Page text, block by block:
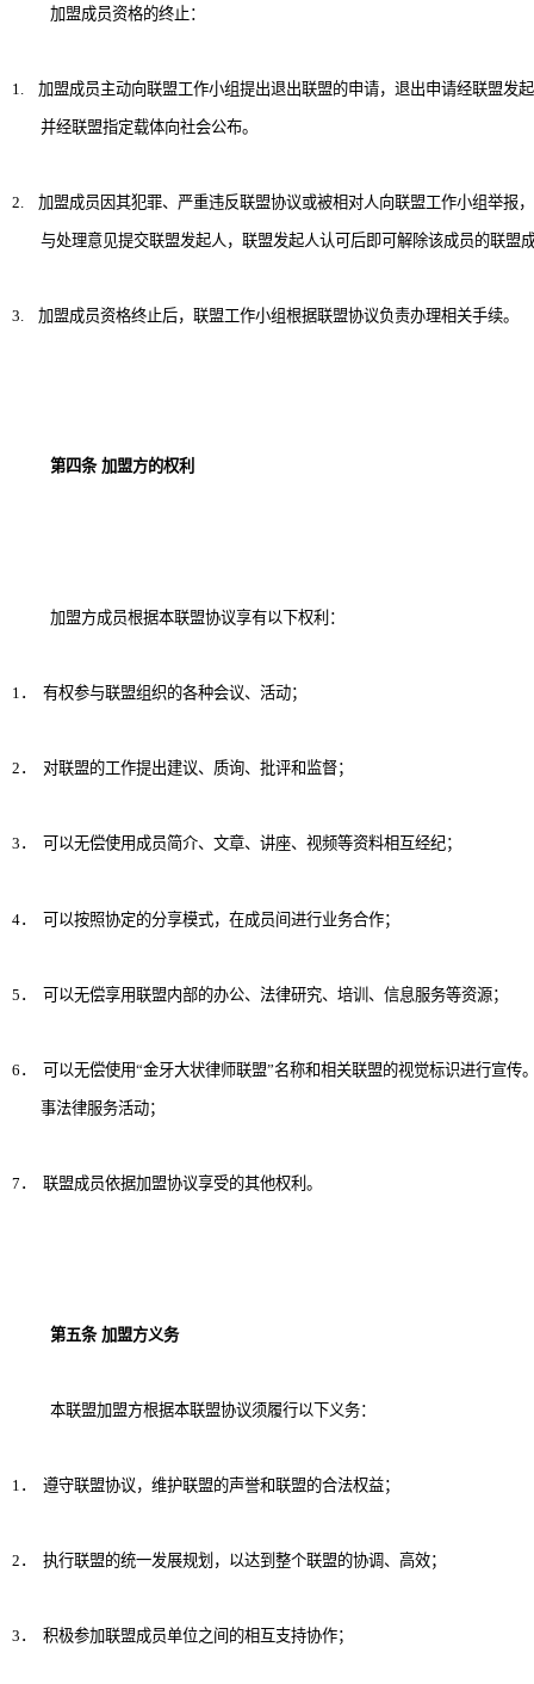
加盟成员资格的终止：
1. 加盟成员主动向联盟工作小组提出退出联盟的申请，退出申请经联盟发
并经联盟指定载体向社会公布。
2. 加盟成员因其犯罪、严重违反联盟协议或被相对人向联盟工作小组举报
与处理意见提交联盟发起人，联盟发起人认可后即可解除该成员的联盟
3. 加盟成员资格终止后，联盟工作小组根据联盟协议负责办理相关手续。
第四条 加盟方的权利
加盟方成员根据本联盟协议享有以下权利：
1 ． 有权参与联盟组织的各种会议、活动；
2 ． 对联盟的工作提出建议、质询、批评和监督；
3 ． 可以无偿使用成员简介、文章、讲座、视频等资料相互经纪；
4． 可以按照协定的分享模式，在成员间进行业务合作；
5 ． 可以无偿享用联盟内部的办公、法律研究、培训、信息服务等资源；
6 ． 可以无偿使用“金牙大状律师联盟”名称和相关联盟的视觉标识进行宣传
事法律服务活动；
7 ． 联盟成员依据加盟协议享受的其他权利。
第五条 加盟方义务
本联盟加盟方根据本联盟协议须履行以下义务：
1 ． 遵守联盟协议，维护联盟的声誉和联盟的合法权益；
2 ． 执行联盟的统一发展规划，以达到整个联盟的协调、高效；
3 ． 积极参加联盟成员单位之间的相互支持协作；